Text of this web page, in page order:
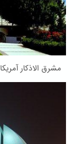
مشرق الاذکار آمریکا